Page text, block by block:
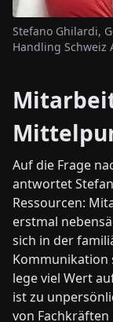
Stefano Ghilardi,
Handling Schweiz
Auf die Frage
antwortet
Ressourcen:
erstmal
sich in der
Kommunikation
lege viel Wert
ist zu
von